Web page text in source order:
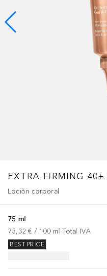
EXTRA-FIRMING 40+
Loción corporal
75 ml
73,32 € / 100 ml Total IVA
BEST PRICE